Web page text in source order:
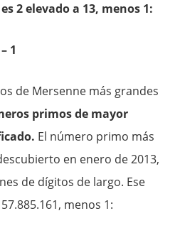
2 elevado a 13, menos 1:
– 1
de Mersenne más grandes
primos de mayor
El número primo más
en enero de 2013,
de dígitos de largo. Ese
menos 1: